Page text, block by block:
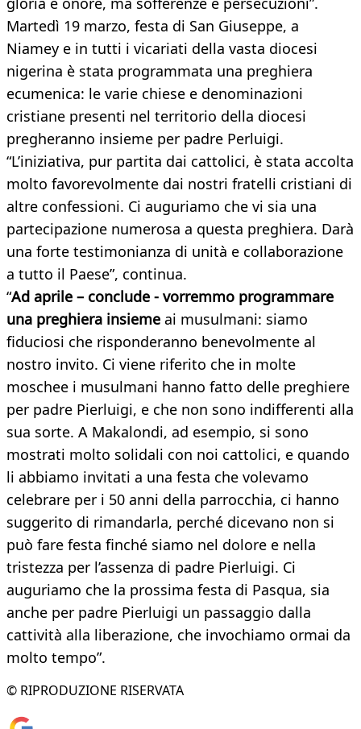
Martedì 19 marzo, festa di San Giuseppe, a
Niamey e in tutti i vicariati della vasta diocesi
nigerina è stata programmata una preghiera
ecumenica: le varie chiese e denominazioni
cristiane presenti nel territorio della diocesi
pregheranno insieme per padre Perluigi.
“L’iniziativa, pur partita dai cattolici, è stata accolta
molto favorevolmente dai nostri fratelli cristiani di
altre confessioni. Ci auguriamo che vi sia una
partecipazione numerosa a questa preghiera. Darà
una forte testimonianza di unità e collaborazione
a tutto il Paese”, continua.
“Ad aprile – conclude - vorremmo programmare
una preghiera insieme ai musulmani: siamo
fiduciosi che risponderanno benevolmente al
nostro invito. Ci viene riferito che in molte
moschee i musulmani hanno fatto delle preghiere
per padre Pierluigi, e che non sono indifferenti alla
sua sorte. A Makalondi, ad esempio, si sono
mostrati molto solidali con noi cattolici, e quando
li abbiamo invitati a una festa che volevamo
celebrare per i 50 anni della parrocchia, ci hanno
suggerito di rimandarla, perché dicevano non si
può fare festa finché siamo nel dolore e nella
tristezza per l’assenza di padre Pierluigi. Ci
auguriamo che la prossima festa di Pasqua, sia
anche per padre Pierluigi un passaggio dalla
cattività alla liberazione, che invochiamo ormai da
molto tempo”.
© RIPRODUZIONE RISERVATA